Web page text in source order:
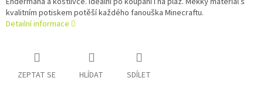
kvalitním potiskem potěší každého fanouška Minecraftu.
Detailní informace
ZEPTAT SE HLÍDAT SDÍLET